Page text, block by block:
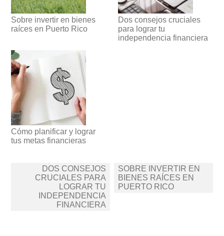
Sobre invertir en bienes
raíces en Puerto Rico
Dos consejos cruciales
para lograr tu
independencia financiera
Cómo planificar y lograr
tus metas financieras
Navegación
entradas
DOS CONSEJOS
CRUCIALES PARA
LOGRAR TU
INDEPENDENCIA
FINANCIERA
SOBRE INVERTIR EN
BIENES RAÍCES EN
PUERTO RICO